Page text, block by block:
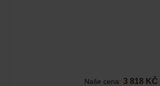
Naše cena:3 818 KČ